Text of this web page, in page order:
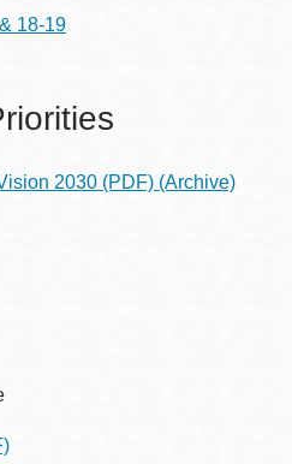
18-19
2030 (PDF) (Archive)